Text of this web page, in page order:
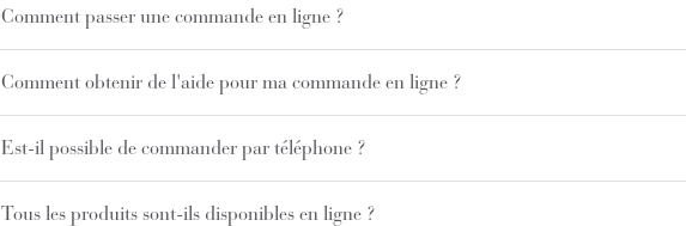
Comment passer une commande en ligne ?
Comment obtenir de l'aide pour ma commande en ligne ?
Est-il possible de commander par téléphone ?
Tous les produits sont-ils disponibles en ligne ?